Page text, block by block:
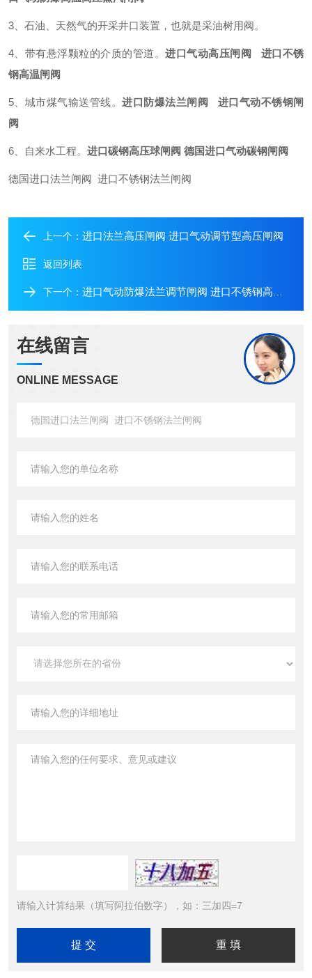
3、石油、天然气的开采井口装置，也就是采油树用阀。
4、带有悬浮颗粒的介质的管道。进口气动高压闸阀 进口不锈
钢高温闸阀
5、城市煤气输送管线。进口防爆法兰闸阀 进口气动不锈钢闸
阀
6、自来水工程。 进口碳钢高压球闸阀 德国进口气动碳钢闸阀
德国进口法兰闸阀 进口不锈钢法兰闸阀
上一个： 进口法兰高压闸阀 进口气动调节型高压闸阀
返回列表
下一个： 进口气动防爆法兰调节闸阀 进口不锈钢高压闸阀
在线留言
ONLINE MESSAGE
请输入计算结果（填写阿拉伯数字），如：三加四=7